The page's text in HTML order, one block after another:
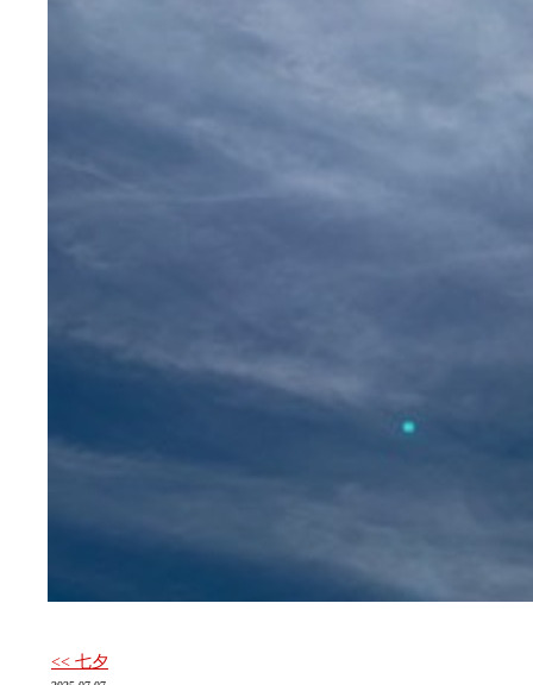
<< 七夕